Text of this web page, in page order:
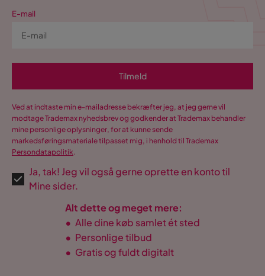
E-mail
Tilmeld
Ved at indtaste min e-mailadresse bekræfter jeg, at jeg gerne vil
modtage Trademax nyhedsbrev og godkender at Trademax behandler
mine personlige oplysninger, for at kunne sende
markedsføringsmateriale tilpasset mig, i henhold til Trademax
Persondatapolitik.
Ja, tak! Jeg vil også gerne oprette en konto til
Mine sider.
Alt dette og meget mere:
• Alle dine køb samlet ét sted
• Personlige tilbud
• Gratis og fuldt digitalt